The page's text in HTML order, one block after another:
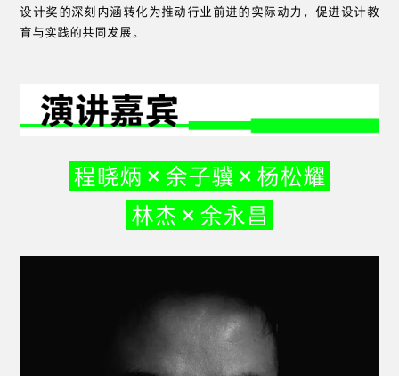
设计奖的深刻内涵转化为推动行业前进的实际动力，促进设计教
育与实践的共同发展。
程晓炳 × 余子骥 × 杨松耀
林杰 × 余永昌